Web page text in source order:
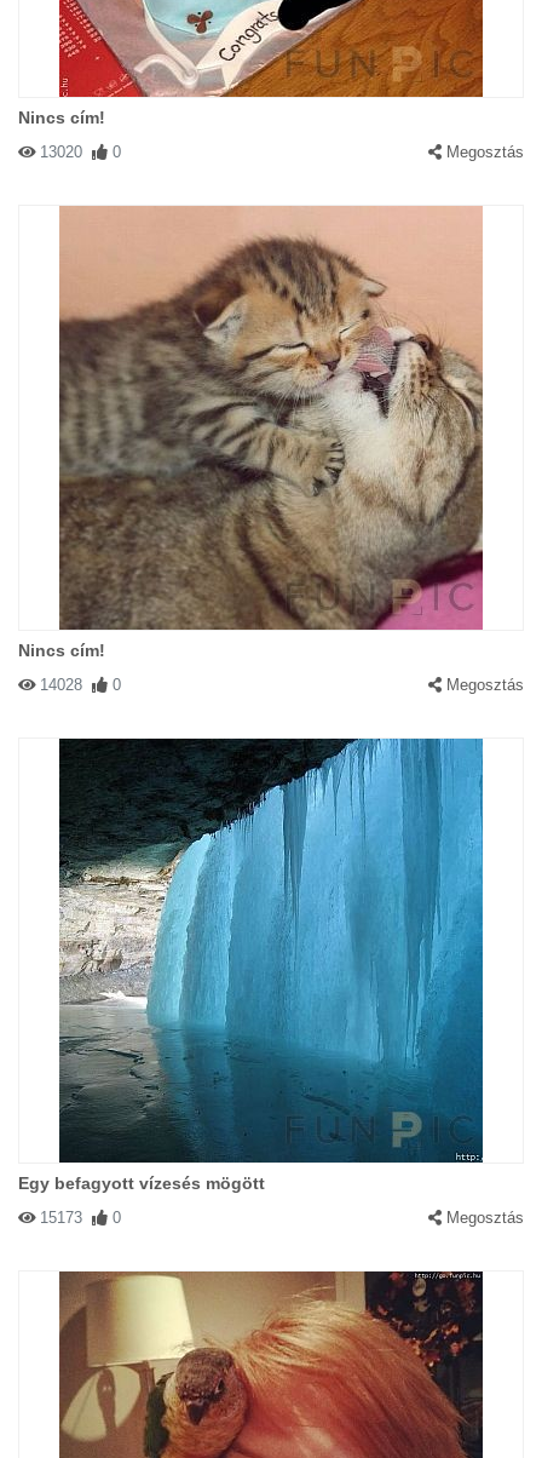
Nincs cím!
13020 0 Megosztás
Nincs cím!
14028 0 Megosztás
Egy befagyott vízesés mögött
15173 0 Megosztás